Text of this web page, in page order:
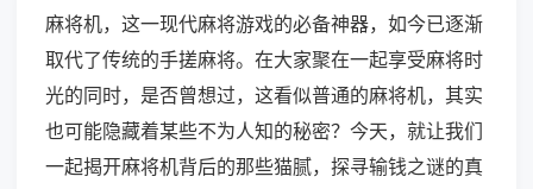
麻将机，这一现代麻将游戏的必备神器，如今已逐渐
取代了传统的手搓麻将。在大家聚在一起享受麻将时
光的同时，是否曾想过，这看似普通的麻将机，其实
也可能隐藏着某些不为人知的秘密？今天，就让我们
一起揭开麻将机背后的那些猫腻，探寻输钱之谜的真